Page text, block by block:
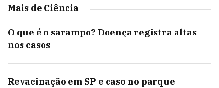
Mais de Ciência
O que é o sarampo? Doença registra altas
nos casos
Revacinação em SP e caso no parque